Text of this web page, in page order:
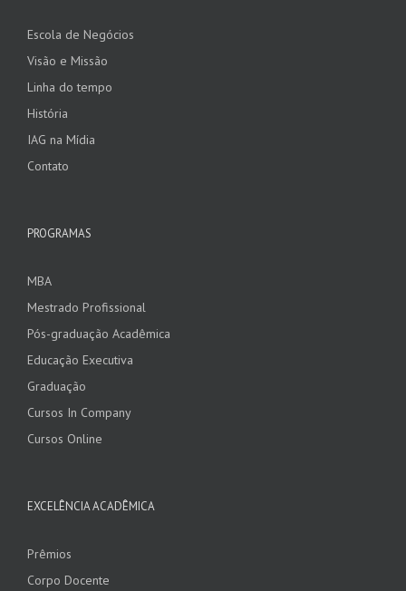
Escola de Negócios
Visão e Missão
Linha do tempo
História
IAG na Mídia
Contato
PROGRAMAS
MBA
Mestrado Profissional
Pós-graduação Acadêmica
Educação Executiva
Graduação
Cursos In Company
Cursos Online
EXCELÊNCIA ACADÊMICA
Prêmios
Corpo Docente